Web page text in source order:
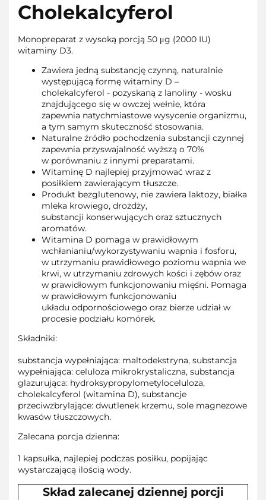
Cholekalcyferol
Monopreparat z wysoką porcją 50 μg (2000 IU)
witaminy D3.
Zawiera jedną substancję czynną, naturalnie
występującą formę witaminy D –
cholekalcyferol - pozyskaną z lanoliny - wosku
znajdującego się w owczej wełnie, która
zapewnia natychmiastowe wysycenie organizmu,
a tym samym skuteczność stosowania.
Naturalne źródło pochodzenia substancji czynnej
zapewnia przyswajalność wyższą o 70%
w porównaniu z innymi preparatami.
Witaminę D najlepiej przyjmować wraz z
posiłkiem zawierającym tłuszcze.
Produkt bezglutenowy, nie zawiera laktozy, białka
mleka krowiego, drożdży,
substancji konserwujących oraz sztucznych
aromatów.
Witamina D pomaga w prawidłowym
wchłanianiu/wykorzystywaniu wapnia i fosforu,
w utrzymaniu prawidłowego poziomu wapnia we
krwi, w utrzymaniu zdrowych kości i zębów oraz
w prawidłowym funkcjonowaniu mięśni. Pomaga
w prawidłowym funkcjonowaniu
układu odpornościowego oraz bierze udział w
procesie podziału komórek.
Składniki:
substancja wypełniająca: maltodekstryna, substancja
wypełniająca: celuloza mikrokrystaliczna, substancja
glazurująca: hydroksypropylometyloceluloza,
cholekalcyferol (witamina D), substancje
przeciwzbrylające: dwutlenek krzemu, sole magnezowe
kwasów tłuszczowych.
Zalecana porcja dzienna:
1 kapsułka, najlepiej podczas posiłku, popijając
wystarczającą ilością wody.
Skład zalecanej dziennej porcji